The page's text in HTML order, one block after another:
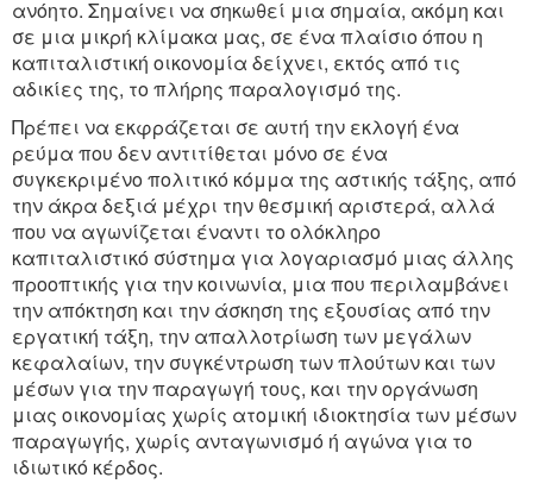
ανόητο. Σημαίνει να σηκωθεί μια σημαία, ακόμη και
σε μια μικρή κλίμακα μας, σε ένα πλαίσιο όπου η
καπιταλιστική οικονομία δείχνει, εκτός από τις
αδικίες της, το πλήρης παραλογισμό της.
Πρέπει να εκφράζεται σε αυτή την εκλογή ένα
ρεύμα που δεν αντιτίθεται μόνο σε ένα
συγκεκριμένο πολιτικό κόμμα της αστικής τάξης, από
την άκρα δεξιά μέχρι την θεσμική αριστερά, αλλά
που να αγωνίζεται έναντι το ολόκληρο
καπιταλιστικό σύστημα για λογαριασμό μιας άλλης
προοπτικής για την κοινωνία, μια που περιλαμβάνει
την απόκτηση και την άσκηση της εξουσίας από την
εργατική τάξη, την απαλλοτρίωση των μεγάλων
κεφαλαίων, την συγκέντρωση των πλούτων και των
μέσων για την παραγωγή τους, και την οργάνωση
μιας οικονομίας χωρίς ατομική ιδιοκτησία των μέσων
παραγωγής, χωρίς ανταγωνισμό ή αγώνα για το
ιδιωτικό κέρδος.